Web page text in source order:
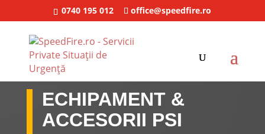
0740 195 012 office@speedfire.ro
ECHIPAMENT &
ACCESORII PSI